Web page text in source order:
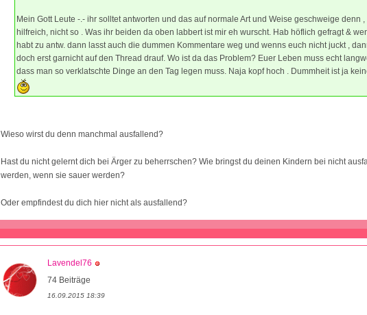
Mein Gott Leute -.- ihr solltet antworten und das auf normale Art und Weise geschweige denn
hilfreich, nicht so . Was ihr beiden da oben labbert ist mir eh wurscht. Hab höflich gefragt &
habt zu antw. dann lasst auch die dummen Kommentare weg und wenns euch nicht juckt ,
doch erst garnicht auf den Thread drauf. Wo ist da das Problem? Euer Leben muss echt
dass man so verklatschte Dinge an den Tag legen muss. Naja kopf hoch . Dummheit ist ja
Wieso wirst du denn manchmal ausfallend?
Hast du nicht gelernt dich bei Ärger zu beherrschen? Wie bringst du deinen Kindern bei nicht
werden, wenn sie sauer werden?
Oder empfindest du dich hier nicht als ausfallend?
Lavendel76
74 Beiträge
16.09.2015 18:39